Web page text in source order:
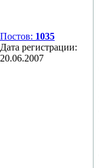
Постов: 1035
Дата регистрации:
20.06.2007